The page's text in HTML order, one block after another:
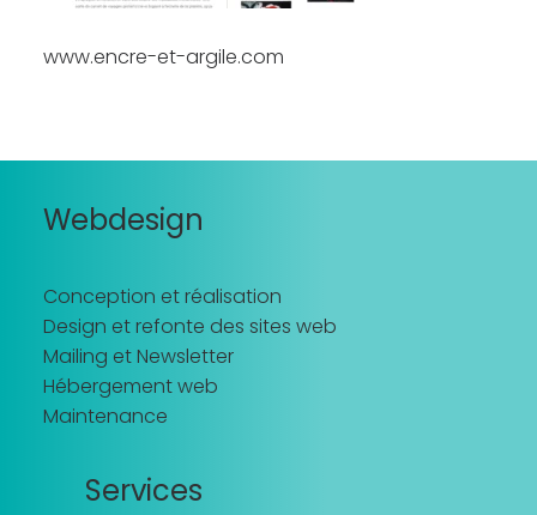
www.encre-et-argile.com
Webdesign
Conception et réalisation
Design et refonte des sites web
Mailing et Newsletter
Hébergement web
Maintenance
Services